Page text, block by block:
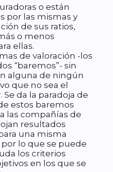
o están
por las mismas y
de sus ratios,
o menos
ellas.
de valoración -los
“baremos”- sin
alguna de ningún
que no sea el
Se da la paradoja de
estos baremos
las compañías de
resultados
una misma
lo que se puede
los criterios
en los que se